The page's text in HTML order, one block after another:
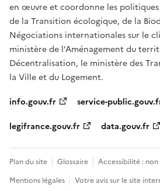
en œuvre et coordonne les
de la Transition écologique, de la
Négociations internationales sur le
ministère de l’Aménagement du
Décentralisation, le ministère des
la Ville et du Logement.
info.gouv.fr
service-
legifrance.gouv.fr
data.gouv.fr
Plan du site Glossaire
Accessibilité :
Mentions légales
Votre avis sur le site